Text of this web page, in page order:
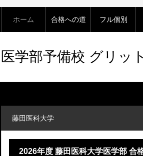
ホーム
合格への道 フル個別
医学部予備校 グリッ
藤田医科大学
2026年度 藤田医科大学医学部 合